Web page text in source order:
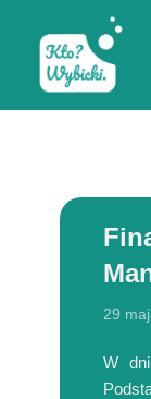
Przejdź
treści
29
W